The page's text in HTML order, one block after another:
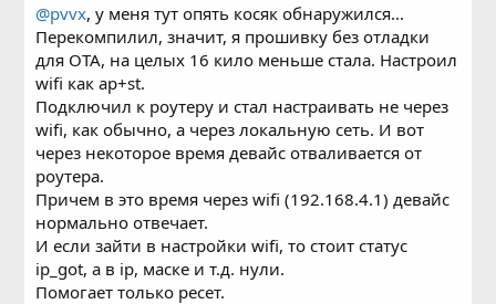
@pvvx, у меня тут опять косяк обнаружился...
Перекомпилил, значит, я прошивку без отладки
для ОТА, на целых 16 кило меньше стала. Настроил
wifi как ap+st.
Подключил к роутеру и стал настраивать не через
wifi, как обычно, а через локальную сеть. И вот
через некоторое время девайс отваливается от
роутера.
Причем в это время через wifi (192.168.4.1) девайс
нормально отвечает.
И если зайти в настройки wifi, то стоит статус
ip_got, а в ip, маске и т.д. нули.
Помогает только ресет.